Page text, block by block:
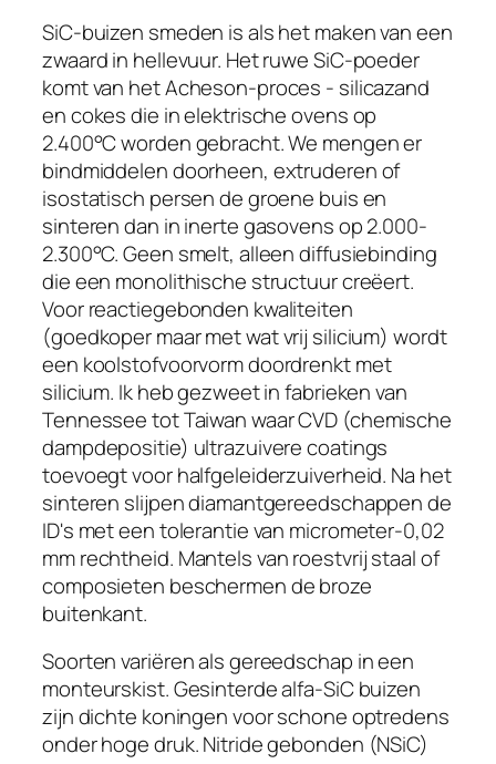
SiC-buizen smeden is als het maken van een
zwaard in hellevuur. Het ruwe SiC-poeder
komt van het Acheson-proces - silicazand
en cokes die in elektrische ovens op
2.400°C worden gebracht. We mengen er
bindmiddelen doorheen, extruderen of
isostatisch persen de groene buis en
sinteren dan in inerte gasovens op 2.000-
2.300°C. Geen smelt, alleen diffusiebinding
die een monolithische structuur creëert.
Voor reactiegebonden kwaliteiten
(goedkoper maar met wat vrij silicium) wordt
een koolstofvoorvorm doordrenkt met
silicium. Ik heb gezweet in fabrieken van
Tennessee tot Taiwan waar CVD (chemische
dampdepositie) ultrazuivere coatings
toevoegt voor halfgeleiderzuiverheid. Na het
sinteren slijpen diamantgereedschappen de
ID's met een tolerantie van micrometer-0,02
mm rechtheid. Mantels van roestvrij staal of
composieten beschermen de broze
buitenkant.
Soorten variëren als gereedschap in een
monteurskist. Gesinterde alfa-SiC buizen
zijn dichte koningen voor schone optredens
onder hoge druk. Nitride gebonden (NSiC)